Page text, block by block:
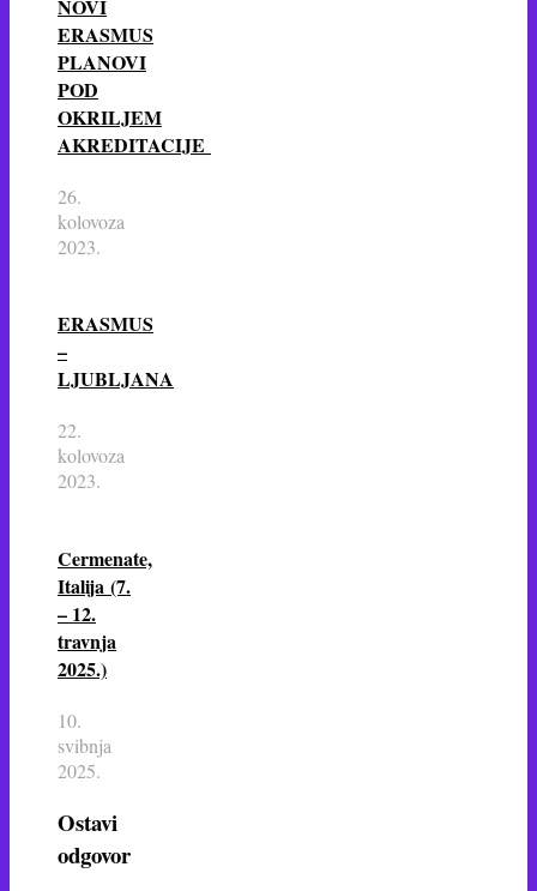
NOVI
ERASMUS
PLANOVI
POD
OKRILJEM
AKREDITACIJE
26.
kolovoza
2023.
ERASMUS
–
LJUBLJANA
22.
kolovoza
2023.
Cermenate,
Italija (7.
– 12.
travnja
2025.)
10.
svibnja
2025.
Ostavi
odgovor